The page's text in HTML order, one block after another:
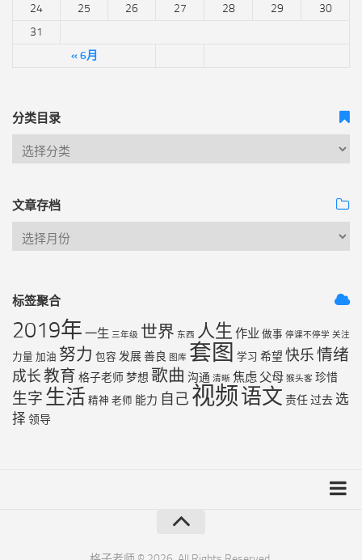
« 6月
24
25 26 27 28 29
30
31
分类目录
文章存档
标签聚合
2019年 一生 三年级 世界 东西 人生 作业 做事 停课不停学 关注
力量 加油 努力 包容 发展善良 图库 套图 学习 希望 快乐情绪
成长教育 格子老师梦想 歌曲 沟通 清晰 焦虑 父母 猴头客 珍惜
生字 生活 精神 老师 能力 自己 视频语文 责任过去 选
择 领导